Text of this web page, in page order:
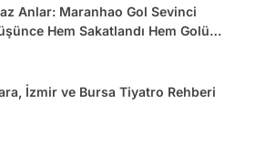
Anlar: Maranhao Gol Sevinci
Hem Sakatlandı Hem Golü
İzmir ve Bursa Tiyatro Rehberi